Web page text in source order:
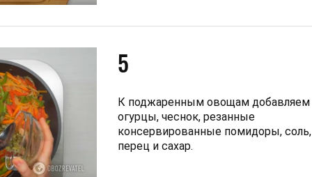
5
К поджаренным овощам добавляем
огурцы, чеснок, резанные
консервированные помидоры, соль,
перец и сахар.